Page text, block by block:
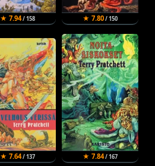
★ 7.94/ 158 ★ 7.80/ 150
★ 7.64/ 137 ★ 7.84/ 167